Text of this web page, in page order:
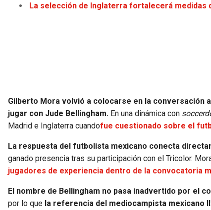
La selección de Inglaterra fortalecerá medidas
Gilberto Mora volvió a colocarse en la conversación
jugar con Jude Bellingham. En una dinámica con
Madrid e Inglaterra cuandofue cuestionado sobre el
La respuesta del futbolista mexicano conecta
ganado presencia tras su participación con el Tricolor.
jugadores de experiencia dentro de la convocatoria
El nombre de Bellingham no pasa inadvertido por el
por lo que la referencia del mediocampista mexicano